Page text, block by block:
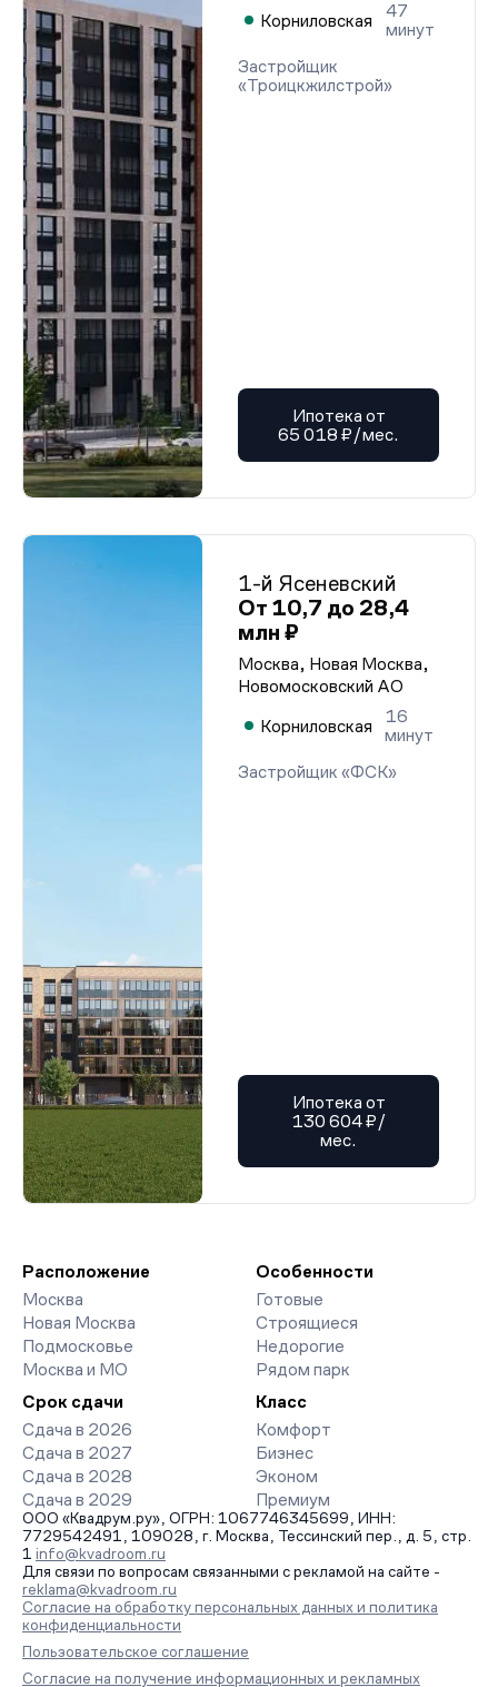
Корниловская
47
минут
Застройщик
«Троицкжилстрой»
Ипотека от
65 018 ₽/мес.
1-й Ясеневский
От 10,7 до 28,4
млн ₽
Москва, Новая Москва,
Новомосковский АО
Корниловская
16
минут
Застройщик «ФСК»
Ипотека от
130 604 ₽/
мес.
Расположение
Москва
Новая Москва
Подмосковье
Москва и МО
Особенности
Готовые
Строящиеся
Недорогие
Рядом парк
Срок сдачи
Сдача в 2026
Сдача в 2027
Сдача в 2028
Сдача в 2029
Класс
Комфорт
Бизнес
Эконом
Премиум
ООО «Квадрум.ру», ОГРН: 1067746345699, ИНН:
7729542491, 109028, г. Москва, Тессинский пер., д. 5, стр.
1 info@kvadroom.ru
Для связи по вопросам связанными с рекламой на сайте -
reklama@kvadroom.ru
Согласие на обработку персональных данных и политика
конфиденциальности
Пользовательское соглашение
Согласие на получение информационных и рекламных